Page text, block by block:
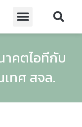
าคตไอทีกับ
ทศ สจล.